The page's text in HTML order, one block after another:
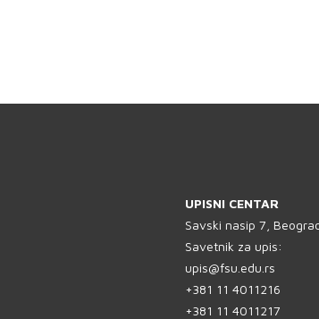
UPISNI CENTAR
Savski nasip 7,
Savetnik za upis:
upis@fsu.edu.rs
+381 11 4011216
+381 11 4011217